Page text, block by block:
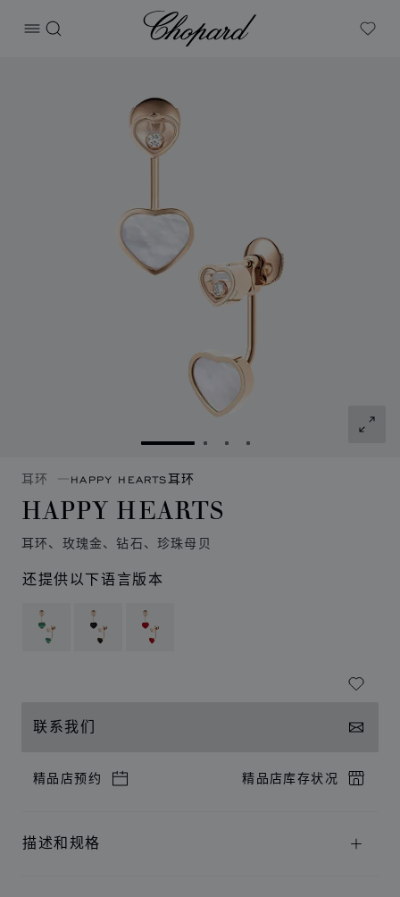
打开菜单
搜索
Chopard
My
转到幻灯片 1转到幻灯片 2
转到幻灯片 3
转到幻灯片 4
耳环 HAPPY HEARTS耳环
HAPPY HEARTS
耳环、玫瑰金、钻石、珍珠母贝
还提供以下语言版本
联系我们
精品店预约 精品店库存状况
描述和规格